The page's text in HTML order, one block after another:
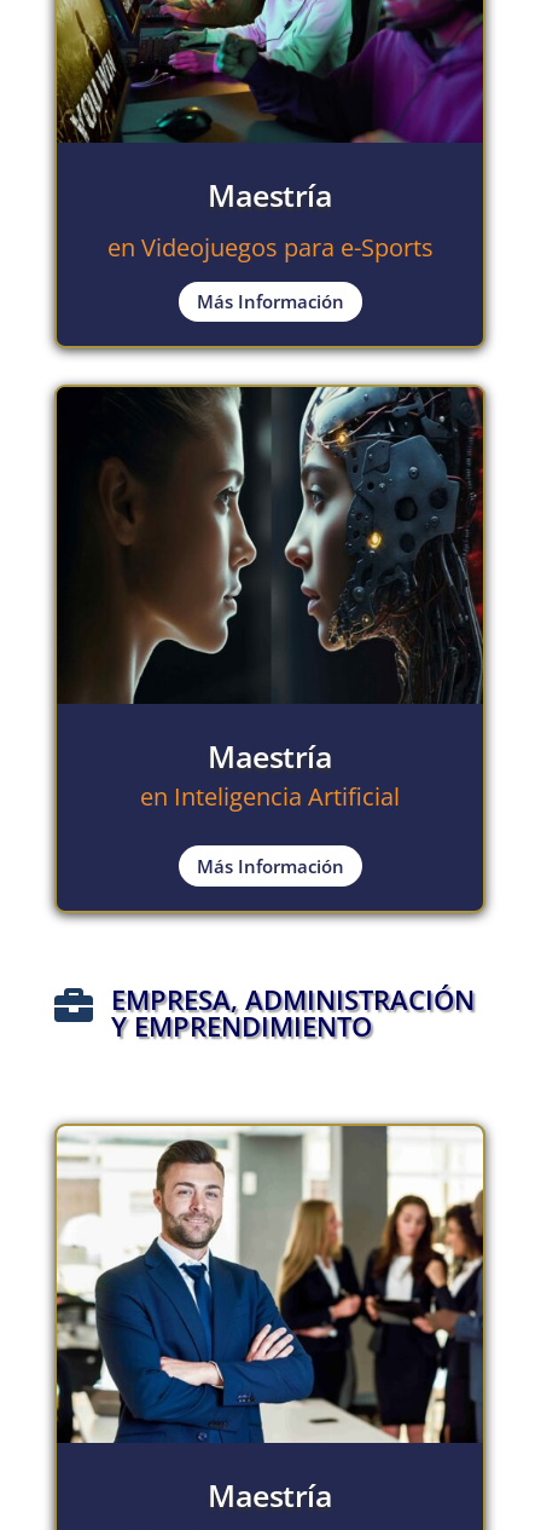
Maestría
en Videojuegos para e-Sports
Más Información
Maestría
en Inteligencia Artificial
Más Información
 EMPRESA, ADMINISTRACIÓN
Y EMPRENDIMIENTO
Maestría